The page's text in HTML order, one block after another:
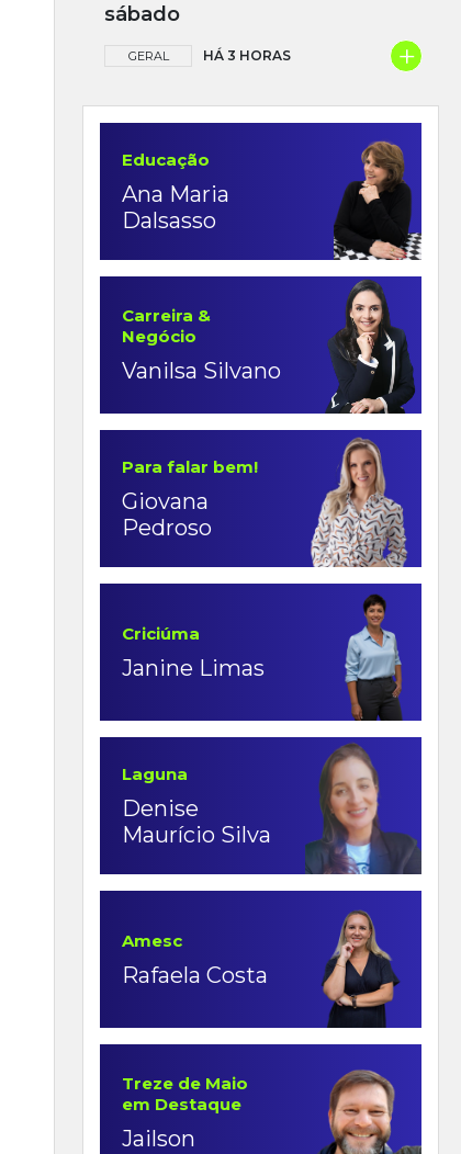
sábado
GERAL HÁ 3 HORAS +
Educação
Ana Maria
Dalsasso
Carreira &
Negócio
Vanilsa Silvano
Para falar bem!
Giovana
Pedroso
Criciúma
Janine Limas
Laguna
Denise
Maurício Silva
Amesc
Rafaela Costa
Treze de Maio
em Destaque
Jailson